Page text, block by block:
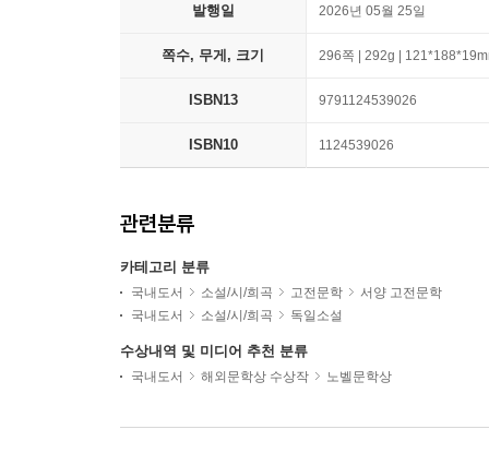
발행일 2026년 05월 25일
쪽수, 무게, 크기 296쪽 | 292g |
ISBN13 9791124539026
ISBN10 1124539026
관련분류
카테고리 분류
국내도서 소설/시/희곡 고전문학
서양 고전문학
국내도서
소설/시/희곡 독일소설
수상내역 및 미디어 추천 분류
국내도서 해외문학상 수상작 노벨문학상